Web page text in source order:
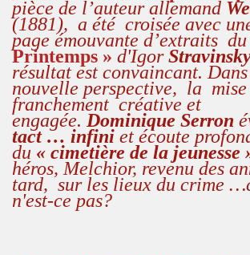
pièce de l’auteur allemand
(1881), a été croisée avec
page émouvante d’extraits du
Printemps » d'Igor
résultat est convaincant.
nouvelle perspective, la
franchement créative et
engagée. Dominique Serron
tact … infini et écoute
du « cimetière de la jeunesse
héros, Melchior, revenu des
tard, sur les lieux du crime
n'est-ce pas?